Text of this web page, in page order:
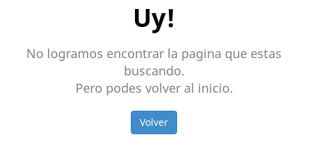
Uy!
No logramos encontrar la pagina que estas
buscando.
Pero podes volver al inicio.
Volver